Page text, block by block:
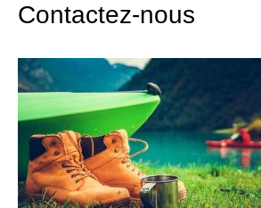
Contactez-nous